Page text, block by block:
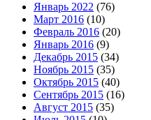
Январь 2022 (76)
Март 2016 (10)
Февраль 2016 (20)
Январь 2016 (9)
Декабрь 2015 (34)
Ноябрь 2015 (35)
Октябрь 2015 (40)
Сентябрь 2015 (16)
Август 2015 (35)